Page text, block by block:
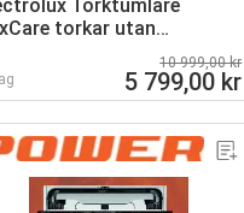
Torktumlare
torkar utan
10 999,00 kr
5 799,00 kr